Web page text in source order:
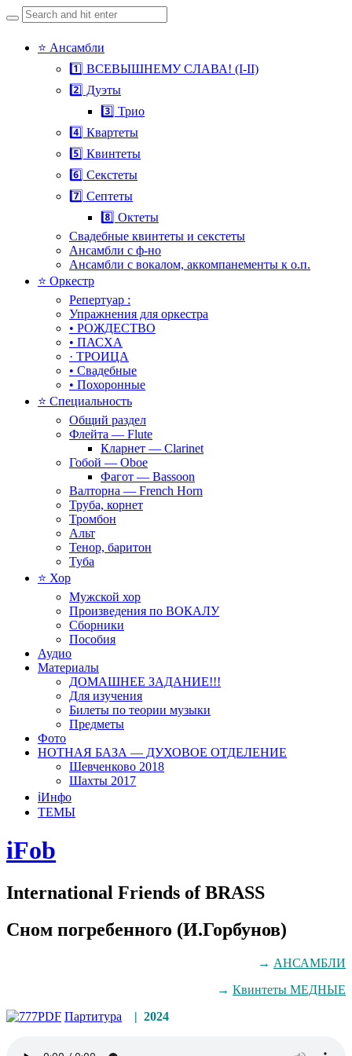
Search
for:
Skip
⭐ Ансамбли
1️⃣ ВСЕВЫШНЕМУ СЛАВА! (I-II)
2️⃣ Дуэты
3️⃣ Трио
4️⃣ Квартеты
5️⃣ Квинтеты
6️⃣ Секстеты
7️⃣ Септеты
8️⃣ Октеты
Свадебные квинтеты и секстеты
Ансамбли с ф-но
Ансамбли с вокалом, аккомпанементы к о.п.
⭐ Оркестр
Репертуар :
Упражнения для оркестра
• РОЖДЕСТВО
• ПАСХА
· ТРОИЦА
• Свадебные
• Похоронные
⭐ Специальность
Общий раздел
Флейта — Flute
Кларнет — Clarinet
Гобой — Oboe
Фагот — Bassoon
Валторна — French Horn
Труба, корнет
Тромбон
Альт
Тенор, баритон
Туба
⭐ Хор
Мужской хор
Произведения по ВОКАЛУ
Сборники
Пособия
Аудио
Материалы
ДОМАШНЕЕ ЗАДАНИЕ!!!
Для изучения
Билеты по теории музыки
Предметы
Фото
НОТНАЯ БАЗА — ДУХОВОЕ ОТДЕЛЕНИЕ
Шевченково 2018
Шахты 2017
ℹ️Инфо
ТЕМЫ
iFob
International Friends of BRASS
Сном погребенного (И.Горбунов)
→ АНСАМБЛИ
→ Квинтеты МЕДНЫЕ
Партитура
| 2024